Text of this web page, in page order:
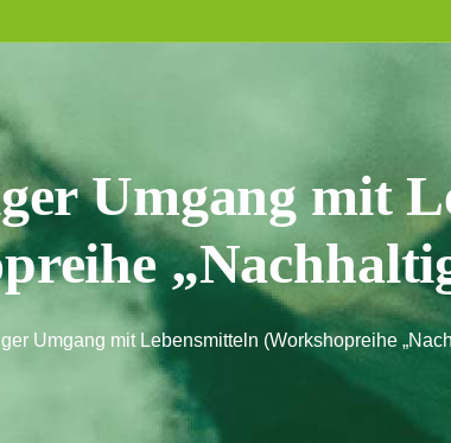
Umgang mit
Umgang mit Lebensmitteln (Workshopreihe